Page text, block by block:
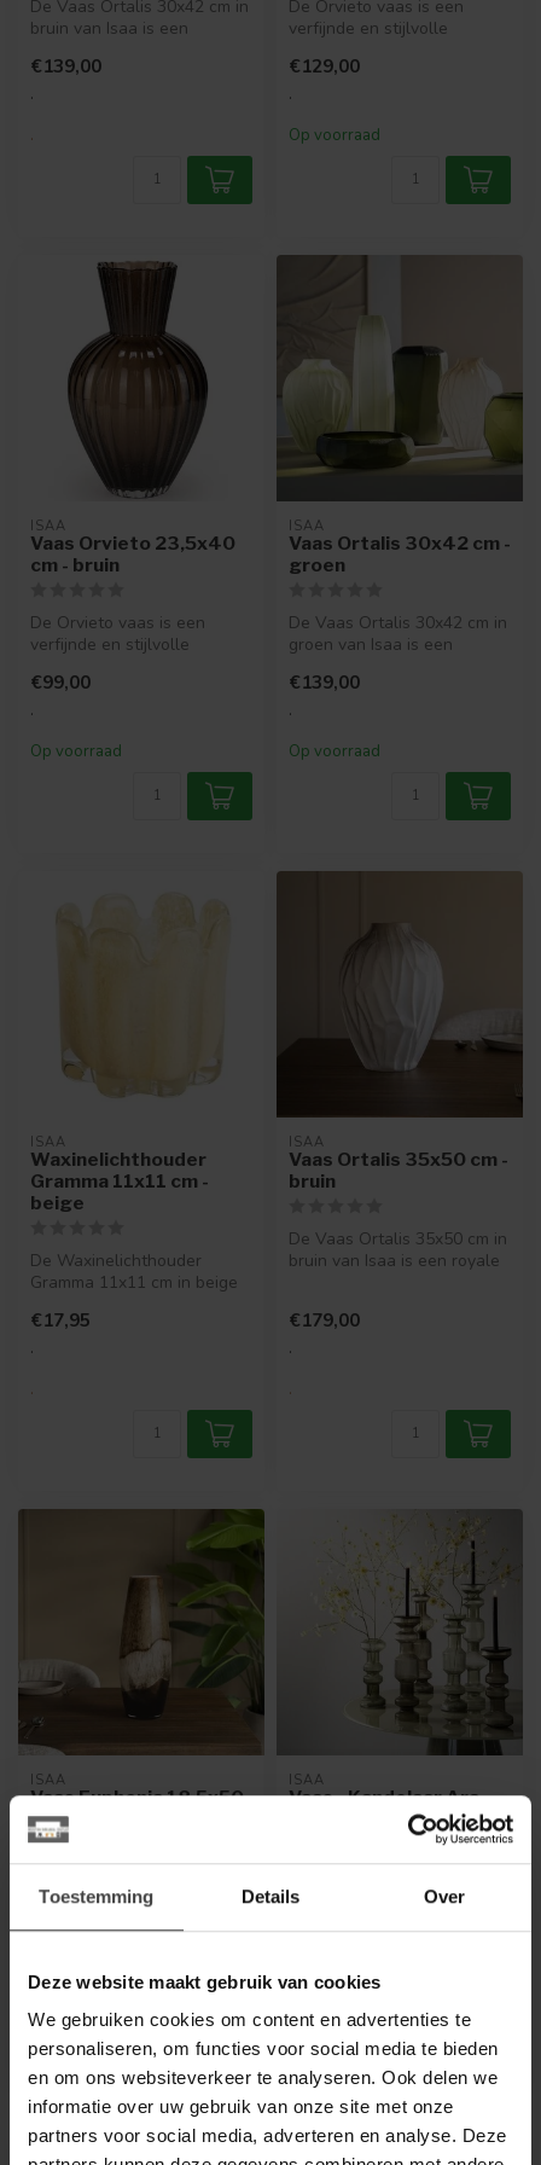
Toestemming Details Over
Deze website maakt gebruik van cookies
We gebruiken cookies om content en advertenties te
personaliseren, om functies voor social media te bieden
en om ons websiteverkeer te analyseren. Ook delen we
informatie over uw gebruik van onze site met onze
partners voor social media, adverteren en analyse. Deze
De Vaas Ortalis 30x42 cm in
bruin van Isaa is een
een w...
€139,00
.
.
De Orvieto vaas is een
verfijnde en stijlvolle
Met ...
€129,00
.
Op voorraad
ISAA
Vaas Orvieto 23,5x40
cm - bruin
De Orvieto vaas is een
verfijnde en stijlvolle
Met ...
€99,00
.
Op voorraad
ISAA
Vaas Ortalis 30x42 cm -
groen
De Vaas Ortalis 30x42 cm in
groen van Isaa is een
een...
€139,00
.
Op voorraad
ISAA
Waxinelichthouder
Gramma 11x11 cm -
beige
De Waxinelichthouder
Gramma 11x11 cm in beige
glazen ...
€17,95
.
.
ISAA
Vaas Ortalis 35x50 cm -
bruin
De Vaas Ortalis 35x50 cm in
bruin van Isaa is een royale
€179,00
.
.
ISAA
Vaas Euphonia 18,5x50
cm - donkerbruin
cm in donkerbruin van Isaa is
€59,95
ISAA
Vaas - Kandelaar Ara
13x46,5 cm - groen - M
van ISAA in groen glas.
€49,95